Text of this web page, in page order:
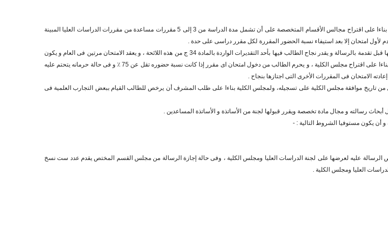
1- أن يتابع لمدة سنة ميلادية كاملة الدراسة التكميلية التى تقررها لجنة الدراسات العليا و مجلس الكلية بناءا على اقتراح مجالس الأقسام المتخصصة على أن تشمل مدة الدراسة من 3 إلى 5 مقررات مساعدة من مقررات الدراسات العليا المبينة
2- يؤدى الطالب بنجاح الامتحان التحريرى و الشفوى و العملى فى مقررات الدراسة التكميلية المكلف بها قبل تقدمة بالرسالة و يقدر نجاح الطالب فيها بأحد التقديرات الواردة بالمادة 34 ج من هذه اللائحة ، و يعقد الامتحان مرتين فى العام و يكون
امتحانه فى جميع المقررات التى رسب فيها فى المواعيد التى يحددها مجلس الدراسات العليا والبحوث بناءا على اقتراح مجلس الكلية ، و يحرم الطالب من دخول امتحان اى مقرر إذا كانت نسبة حضوره تقل عن 75 ٪ و فى حالة حرمانه يتحتم عليه
الامتحان فى المقررات الأخرى التى اجتازها بنجاح .
تاريخ موافقة مجلس الكلية على تسجيله، ولمجلس الكلية بناءا على طلب المشرف أن يرخص للطالب القيام ببعض التجارب العلمية فى
عليه لعرضها على لجنة الدراسات العليا ومجلس الكلية ، وفى حالة إجازة الرسالة من مجلس القسم المختص يقدم عدد ست نسخ
العليا ومجلس الكلية .